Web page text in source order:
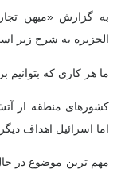
به گزارش «میهن
الجزیره به شرح زیر
ما هر کاری که بتوانیم
کشورهای منطقه از
اما اسرائیل اهداف
مهم ترین موضوع در